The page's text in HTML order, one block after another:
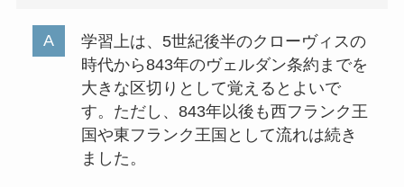
学習上は、5世紀後半のクローヴィスの
時代から843年のヴェルダン条約までを
大きな区切りとして覚えるとよいで
す。ただし、843年以後も西フランク王
国や東フランク王国として流れは続き
ました。